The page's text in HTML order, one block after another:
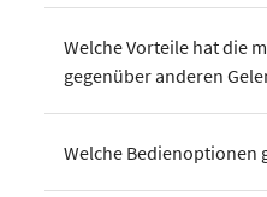
Welche Vorteile hat die
gegenüber anderen
Welche Bedienoptionen